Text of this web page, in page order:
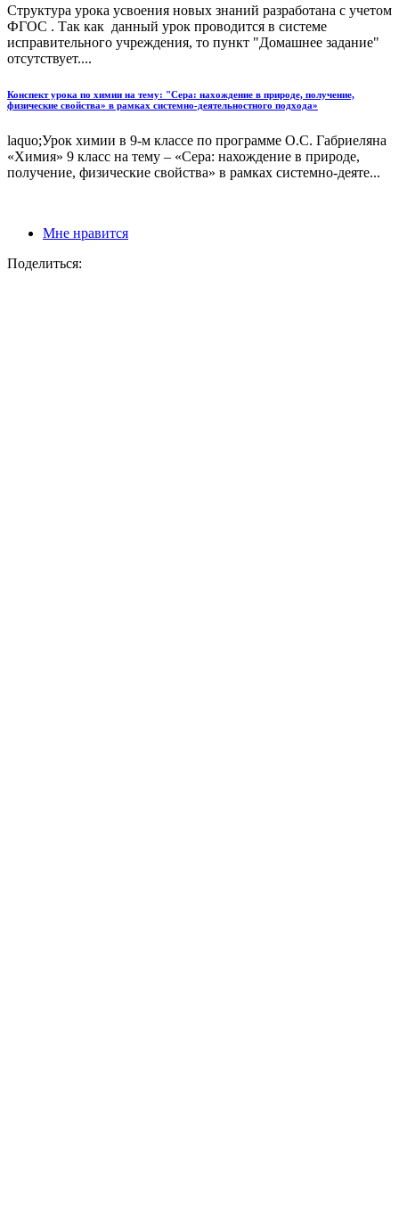
Структура урока усвоения новых знаний разработана с учетом
ФГОС . Так как данный урок проводится в системе
исправительного учреждения, то пункт "Домашнее задание"
отсутствует....
Конспект урока по химии на тему: "Сера: нахождение в природе, получение,
физические свойства» в рамках системно-деятельностного подхода»
laquo;Урок химии в 9-м классе по программе О.С. Габриеляна
«Химия» 9 класс на тему – «Сера: нахождение в природе,
получение, физические свойства» в рамках системно-деяте...
Мне нравится
Поделиться: